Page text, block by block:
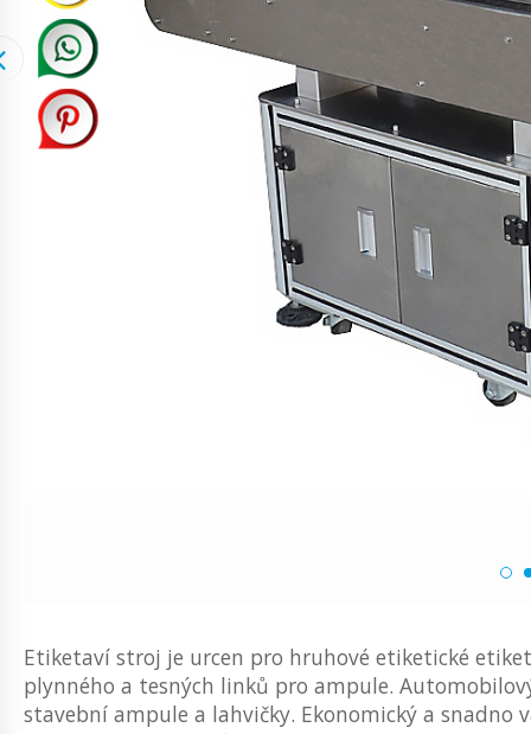
Etiketaví stroj je urcen pro hruhové etiketické
plynného a tesných linků pro ampule.
stavební ampule a lahvičky. Ekonomický a snadno